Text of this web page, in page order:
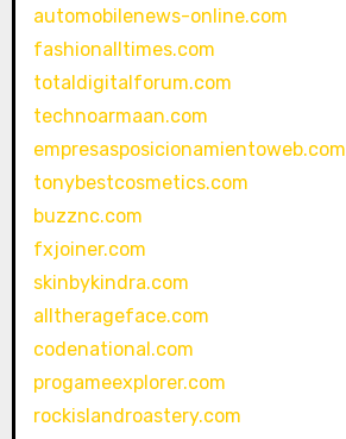
automobilenews-online.com
fashionalltimes.com
totaldigitalforum.com
technoarmaan.com
empresasposicionamientoweb.com
tonybestcosmetics.com
buzznc.com
fxjoiner.com
skinbykindra.com
alltherageface.com
codenational.com
progameexplorer.com
rockislandroastery.com